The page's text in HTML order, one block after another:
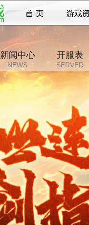
新闻中心
NEWS
开服表
SERVER